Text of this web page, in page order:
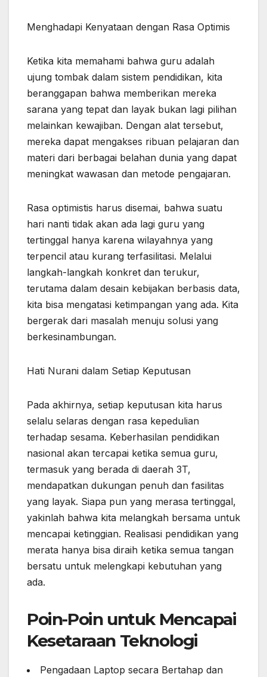
Menghadapi Kenyataan dengan Rasa Optimis
Ketika kita memahami bahwa guru adalah
ujung tombak dalam sistem pendidikan, kita
beranggapan bahwa memberikan mereka
sarana yang tepat dan layak bukan lagi pilihan
melainkan kewajiban. Dengan alat tersebut,
mereka dapat mengakses ribuan pelajaran dan
materi dari berbagai belahan dunia yang dapat
meningkat wawasan dan metode pengajaran.
Rasa optimistis harus disemai, bahwa suatu
hari nanti tidak akan ada lagi guru yang
tertinggal hanya karena wilayahnya yang
terpencil atau kurang terfasilitasi. Melalui
langkah-langkah konkret dan terukur,
terutama dalam desain kebijakan berbasis data,
kita bisa mengatasi ketimpangan yang ada. Kita
bergerak dari masalah menuju solusi yang
berkesinambungan.
Hati Nurani dalam Setiap Keputusan
Pada akhirnya, setiap keputusan kita harus
selalu selaras dengan rasa kepedulian
terhadap sesama. Keberhasilan pendidikan
nasional akan tercapai ketika semua guru,
termasuk yang berada di daerah 3T,
mendapatkan dukungan penuh dan fasilitas
yang layak. Siapa pun yang merasa tertinggal,
yakinlah bahwa kita melangkah bersama untuk
mencapai ketinggian. Realisasi pendidikan yang
merata hanya bisa diraih ketika semua tangan
bersatu untuk melengkapi kebutuhan yang
ada.
Poin-Poin untuk Mencapai
Kesetaraan Teknologi
Pengadaan Laptop secara Bertahap dan